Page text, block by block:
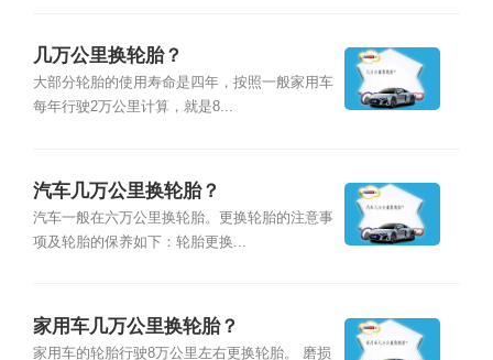
几万公里换轮胎？
大部分轮胎的使用寿命是四年，按照一般家用车
每年行驶2万公里计算，就是8...
汽车几万公里换轮胎？
汽车一般在六万公里换轮胎。更换轮胎的注意事
项及轮胎的保养如下：轮胎更换...
家用车几万公里换轮胎？
家用车的轮胎行驶8万公里左右更换轮胎。 磨损